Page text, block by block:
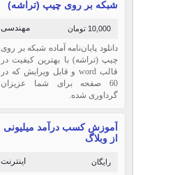
شبکه بر روی چیپ (تراشه)
مهندسی 10,000 تومان
دانلود پايان‌نامه آماده شبکه بر روی
چیپ (تراشه) با بهترین کیفیت در
قالب word و قابل ویرایش که در
60 صفحه برای شما عزیزان
گرداوری شده.
آموزش کسب درآمد میلیونی
از وبلاگ
اینترنت رایگان